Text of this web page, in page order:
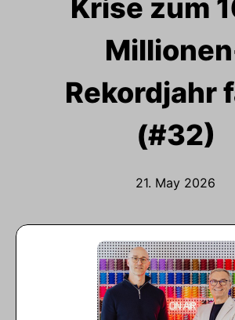
Krise zum
Rekordjahr
(#32)
21. May 2026